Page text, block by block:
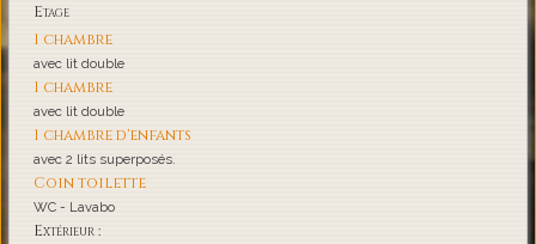
Etage
1 chambre
avec lit double
1 chambre
avec lit double
1 chambre d'enfants
avec 2 lits superposés.
Coin toilette
WC - Lavabo
Extérieur :